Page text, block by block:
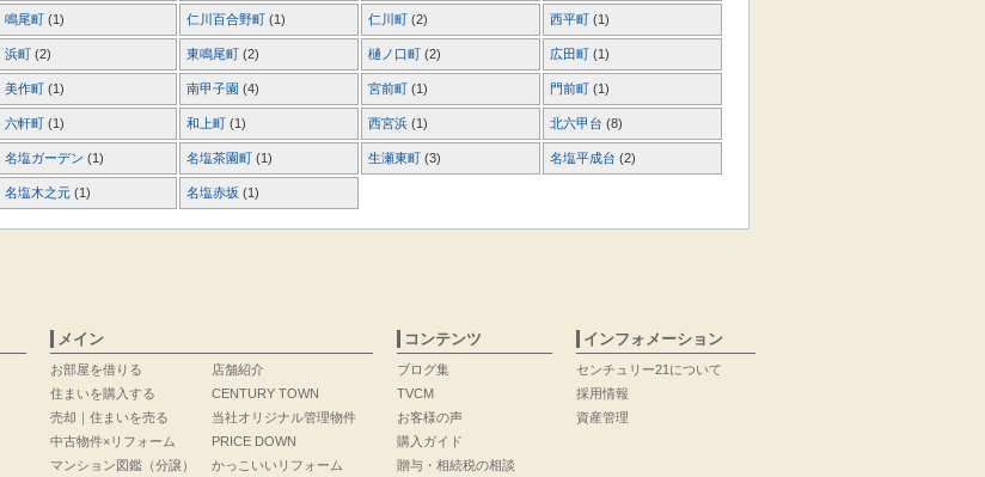
鳴尾町 (1) 仁川百合野町 (1) 仁川町 (2) 西平町 (1)
浜町 (2) 東鳴尾町 (2) 樋ノ口町 (2) 広田町 (1)
美作町 (1) 南甲子園 (4) 宮前町 (1) 門前町 (1)
六軒町 (1) 和上町 (1) 西宮浜 (1) 北六甲台 (8)
名塩ガーデン (1) 名塩茶園町 (1) 生瀬東町 (3) 名塩平成台 (2)
名塩木之元 (1) 名塩赤坂 (1)
メイン
お部屋を借りる
住まいを購入する
売却｜住まいを売る
中古物件×リフォーム
マンション図鑑（分譲）
店舗紹介
CENTURY TOWN
当社オリジナル管理物件
PRICE DOWN
かっこいいリフォーム
コンテンツ
ブログ集
TVCM
お客様の声
購入ガイド
贈与・相続税の相談
インフォメーション
センチュリー21について
採用情報
資産管理